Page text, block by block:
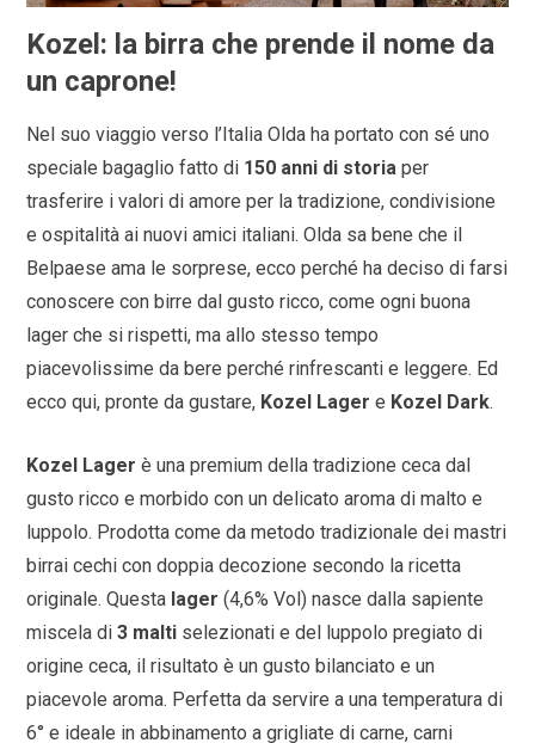
Kozel: la birra che prende il nome da
un caprone!
Nel suo viaggio verso l’Italia Olda ha portato con sé uno
speciale bagaglio fatto di 150 anni di storia per
trasferire i valori di amore per la tradizione, condivisione
e ospitalità ai nuovi amici italiani. Olda sa bene che il
Belpaese ama le sorprese, ecco perché ha deciso di farsi
conoscere con birre dal gusto ricco, come ogni buona
lager che si rispetti, ma allo stesso tempo
piacevolissime da bere perché rinfrescanti e leggere. Ed
ecco qui, pronte da gustare, Kozel Lager e Kozel Dark.
Kozel Lagerè una premium della tradizione ceca dal
gusto ricco e morbido con un delicato aroma di malto e
luppolo. Prodotta come da metodo tradizionale dei mastri
birrai cechi con doppia decozione secondo la ricetta
originale. Questa lager (4,6% Vol) nasce dalla sapiente
miscela di3 malti selezionati e del luppolo pregiato di
origine ceca, il risultato è un gusto bilanciato e un
piacevole aroma. Perfetta da servire a una temperatura di
6° e ideale in abbinamento a grigliate di carne, carni